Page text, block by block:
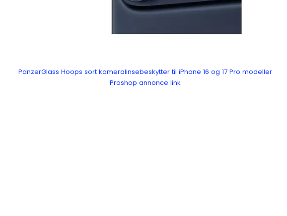
PanzerGlass Hoops sort kameralinsebeskytter til iPhone 16 og 17 Pro modeller
Proshop annonce link